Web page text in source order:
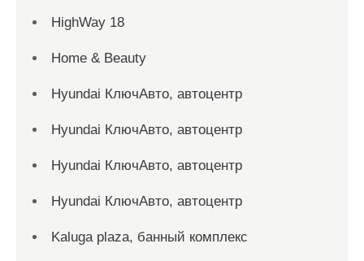
HighWay 18
Home & Beauty
Hyundai КлючАвто, автоцентр
Hyundai КлючАвто, автоцентр
Hyundai КлючАвто, автоцентр
Hyundai КлючАвто, автоцентр
Kaluga plaza, банный комплекс